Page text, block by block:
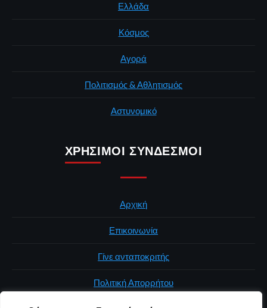
Ελλάδα
Κόσμος
Αγορά
Πολιτισμός & Αθλητισμός
Αστυνομικό
ΧΡΉΣΙΜΟΙ ΣΎΝΔΕΣΜΟΙ
Αρχική
Επικοινωνία
Γίνε ανταποκριτής
Πολιτική Απορρήτου